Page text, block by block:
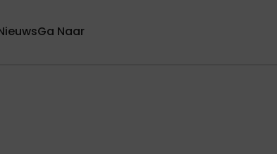
Ga Naar